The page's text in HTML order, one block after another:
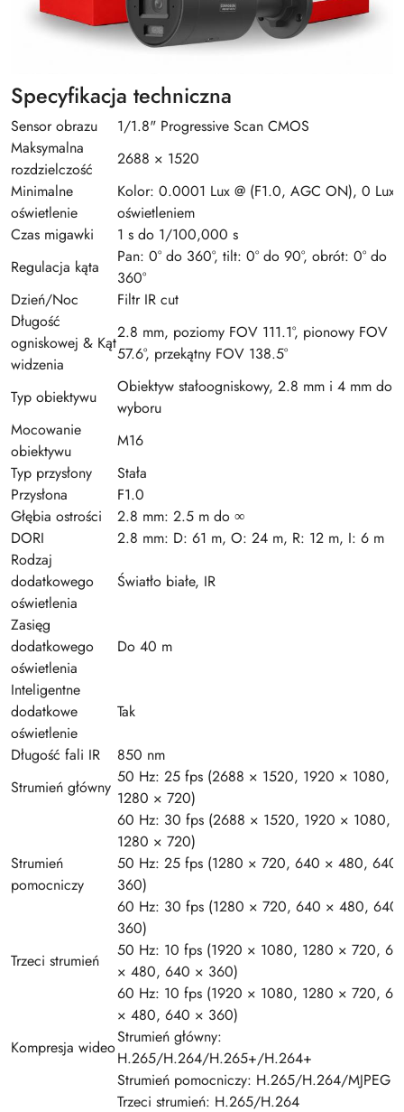
Specyfikacja techniczna
Sensor obrazu
1/1.8" Progressive Scan CMOS
Maksymalna
rozdzielczość
2688 × 1520
Minimalne
oświetlenie
Kolor: 0.0001 Lux @ (F1.0, AGC ON), 0 Lux
oświetleniem
Czas migawki
1 s do 1/100,000 s
Regulacja kąta
Pan: 0° do 360°, tilt: 0° do 90°, obrót: 0° do
360°
Dzień/Noc
Filtr IR cut
Długość
ogniskowej & Kąt
widzenia
2.8 mm, poziomy FOV 111.1°, pionowy FOV
57.6°, przekątny FOV 138.5°
Typ obiektywu
Obiektyw stałoogniskowy, 2.8 mm i 4 mm do
wyboru
Mocowanie
obiektywu
M16
Typ przysłony
Stała
Przysłona
F1.0
Głębia ostrości
2.8 mm: 2.5 m do ∞
DORI
2.8 mm: D: 61 m, O: 24 m, R: 12 m, I: 6 m
Rodzaj
dodatkowego
oświetlenia
Światło białe, IR
Zasięg
dodatkowego
oświetlenia
Do 40 m
Inteligentne
dodatkowe
oświetlenie
Tak
Długość fali IR
850 nm
Strumień główny
50 Hz: 25 fps (2688 × 1520, 1920 × 1080,
1280 × 720)
60 Hz: 30 fps (2688 × 1520, 1920 × 1080,
1280 × 720)
Strumień
pomocniczy
50 Hz: 25 fps (1280 × 720, 640 × 480, 640
360)
60 Hz: 30 fps (1280 × 720, 640 × 480, 640
360)
Trzeci strumień
50 Hz: 10 fps (1920 × 1080, 1280 × 720,
× 480, 640 × 360)
60 Hz: 10 fps (1920 × 1080, 1280 × 720,
× 480, 640 × 360)
Kompresja wideo
Strumień główny:
H.265/H.264/H.265+/H.264+
Strumień pomocniczy: H.265/H.264/MJPEG
Trzeci strumień: H.265/H.264